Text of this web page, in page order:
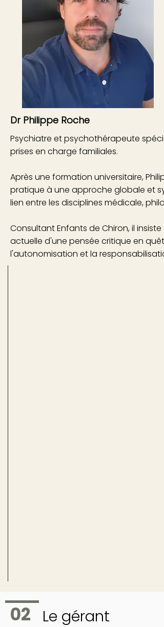
Dr Philippe Roche
Psychiatre et psychothérapeute
prises en charge familiales.
Après une formation universitaire,
pratique à une approche globale et
lien entre les disciplines médicale,
Consultant Enfants de Chiron, il
actuelle d'une pensée critique en
l'autonomisation et la
02 Le gérant